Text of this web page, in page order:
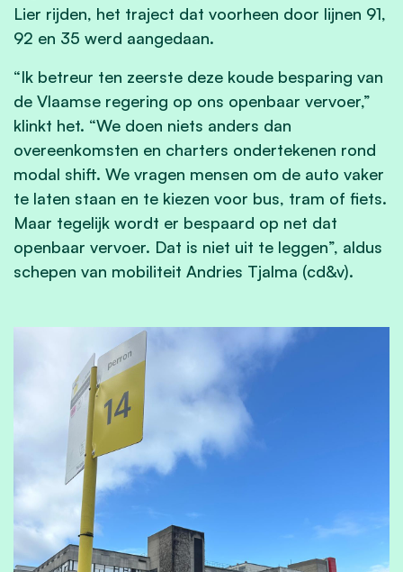
Lier rijden, het traject dat voorheen door lijnen 91,
92 en 35 werd aangedaan.
“Ik betreur ten zeerste deze koude besparing van
de Vlaamse regering op ons openbaar vervoer,”
klinkt het. “We doen niets anders dan
overeenkomsten en charters ondertekenen rond
modal shift. We vragen mensen om de auto vaker
te laten staan en te kiezen voor bus, tram of fiets.
Maar tegelijk wordt er bespaard op net dat
openbaar vervoer. Dat is niet uit te leggen”, aldus
schepen van mobiliteit Andries Tjalma (cd&v).